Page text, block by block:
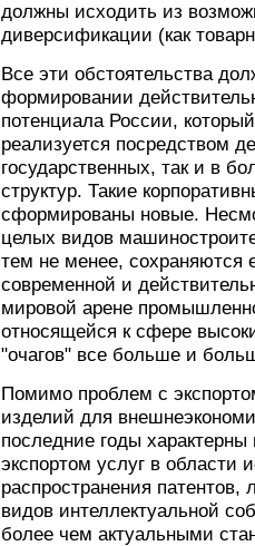
должны исходить из
диверсификации (как
Все эти обстоятельства
формировании
потенциала России,
реализуется посредством
государственных, так и в
структур. Такие
сформированы новые.
целых видов
тем не менее, сохраняются
современной и
мировой арене
относящейся к сфере
"очагов" все больше и
Помимо проблем с
изделий для
последние годы
экспортом услуг в области
распространения патентов,
видов интеллектуальной
более чем актуальными